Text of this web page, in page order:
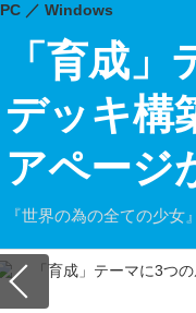
「育成
デッキ構
アページ
『世界の為の全ての少女
PC Windows